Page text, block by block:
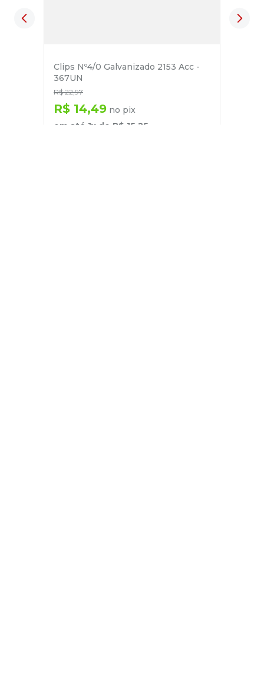
Clips Nº4/0 Galvanizado 2153 Acc -
367UN
R$ 22,97
R$ 14,49 no pix
em até 1x de R$ 15 25